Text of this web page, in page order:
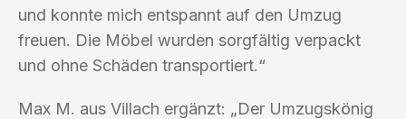
und konnte mich entspannt auf den Umzug
freuen. Die Möbel wurden sorgfältig verpackt
und ohne Schäden transportiert.“
Max M. aus Villach ergänzt: „Der Umzugskönig